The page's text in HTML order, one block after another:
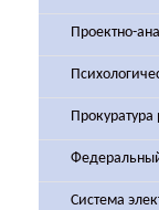
Проектно-
Прокуратура
Система